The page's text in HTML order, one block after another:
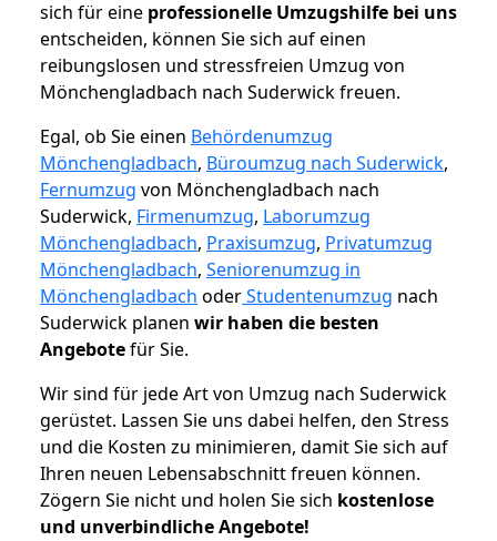
sich für eine professionelle Umzugshilfe bei uns
entscheiden, können Sie sich auf einen
reibungslosen und stressfreien Umzug von
Mönchengladbach nach Suderwick freuen.
Egal, ob Sie einen Behördenumzug
Mönchengladbach, Büroumzug nach Suderwick,
Fernumzug von Mönchengladbach nach
Suderwick, Firmenumzug, Laborumzug
Mönchengladbach, Praxisumzug, Privatumzug
Mönchengladbach, Seniorenumzug in
Mönchengladbach oderStudentenumzug nach
Suderwick planen wir haben die besten
Angebotefür Sie.
Wir sind für jede Art von Umzug nach Suderwick
gerüstet. Lassen Sie uns dabei helfen, den Stress
und die Kosten zu minimieren, damit Sie sich auf
Ihren neuen Lebensabschnitt freuen können.
Zögern Sie nicht und holen Sie sich kostenlose
und unverbindliche Angebote!